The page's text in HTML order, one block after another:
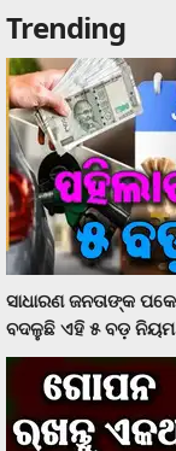
Trending
ସାଧାରଣ ଜନତାଙ୍କ
ବଦଳୁଛି ଏହି ୫ ବଡ଼ ନିୟମ